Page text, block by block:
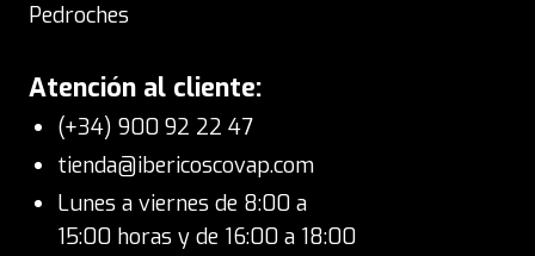
Pedroches
Atención al cliente:
(+34) 900 92 22 47
tienda@ibericoscovap.com
Lunes a viernes de 8:00 a
15:00 horas y de 16:00 a 18:00